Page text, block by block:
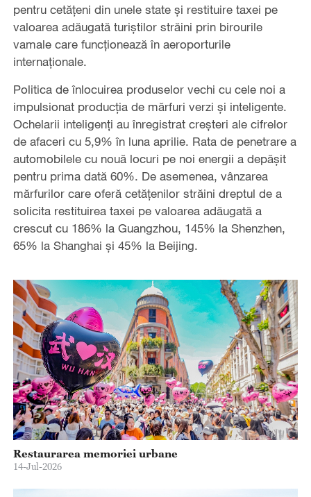
pentru cetățeni din unele state și restituire taxei pe
valoarea adăugată turiștilor străini prin birourile
vamale care funcţionează în aeroporturile
internaţionale.
Politica de înlocuirea produselor vechi cu cele noi a
impulsionat producția de mărfuri verzi și inteligente.
Ochelarii inteligenți au înregistrat creșteri ale cifrelor
de afaceri cu 5,9% în luna aprilie. Rata de penetrare a
automobilele cu nouă locuri pe noi energii a depășit
pentru prima dată 60%. De asemenea, vânzarea
mărfurilor care oferă cetăţenilor străini dreptul de a
solicita restituirea taxei pe valoarea adăugată a
crescut cu 186% la Guangzhou, 145% la Shenzhen,
65% la Shanghai și 45% la Beijing.
Restaurarea memoriei urbane
14-Jul-2026